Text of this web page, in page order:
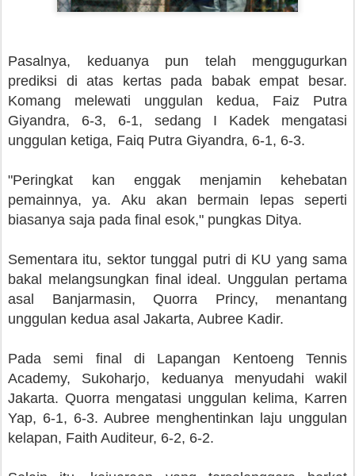
Pasalnya, keduanya pun telah menggugurkan
prediksi di atas kertas pada babak empat besar.
Komang melewati unggulan kedua, Faiz Putra
Giyandra, 6-3, 6-1, sedang I Kadek mengatasi
unggulan ketiga, Faiq Putra Giyandra, 6-1, 6-3.
"Peringkat kan enggak menjamin kehebatan
pemainnya, ya. Aku akan bermain lepas seperti
biasanya saja pada final esok," pungkas Ditya.
Sementara itu, sektor tunggal putri di KU yang sama
bakal melangsungkan final ideal. Unggulan pertama
asal Banjarmasin, Quorra Princy, menantang
unggulan kedua asal Jakarta, Aubree Kadir.
Pada semi final di Lapangan Kentoeng Tennis
Academy, Sukoharjo, keduanya menyudahi wakil
Jakarta. Quorra mengatasi unggulan kelima, Karren
Yap, 6-1, 6-3. Aubree menghentinkan laju unggulan
kelapan, Faith Auditeur, 6-2, 6-2.